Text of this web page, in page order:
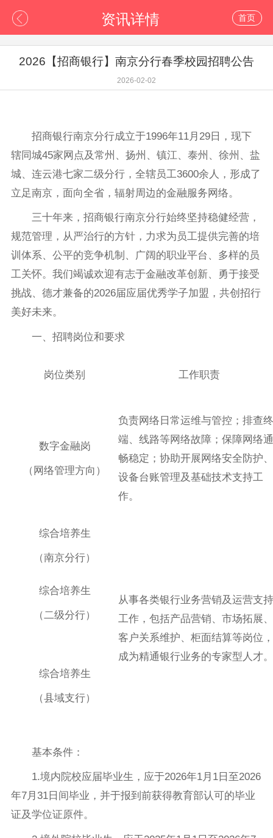
资讯详情 首页
2026【招商银行】南京分行春季校园招聘公告
2026-02-02
招商银行南京分行成立于1996年11月29日，现下
辖同城45家网点及常州、扬州、镇江、泰州、徐州、盐
城、连云港七家二级分行，全辖员工3600余人，形成了
立足南京，面向全省，辐射周边的金融服务网络。
三十年来，招商银行南京分行始终坚持稳健经营，
规范管理，从严治行的方针，力求为员工提供完善的培
训体系、公平的竞争机制、广阔的职业平台、多样的员
工关怀。我们竭诚欢迎有志于金融改革创新、勇于接受
挑战、德才兼备的2026届应届优秀学子加盟，共创招行
美好未来。
一、招聘岗位和要求
岗位类别 工作职责
数字金融岗
（网络管理方向）
负责网络日常运维与管控；排查
端、线路等网络故障；保障网络
畅稳定；协助开展网络安全防护
设备台账管理及基础技术支持工
作。
综合培养生
（南京分行）
从事各类银行业务营销及运营支
工作，包括产品营销、市场拓展
客户关系维护、柜面结算等岗位
成为精通银行业务的专家型人才
综合培养生
（二级分行）
综合培养生
（县域支行）
基本条件：
1.境内院校应届毕业生，应于2026年1月1日至2026
年7月31日间毕业，并于报到前获得教育部认可的毕业
证及学位证原件。